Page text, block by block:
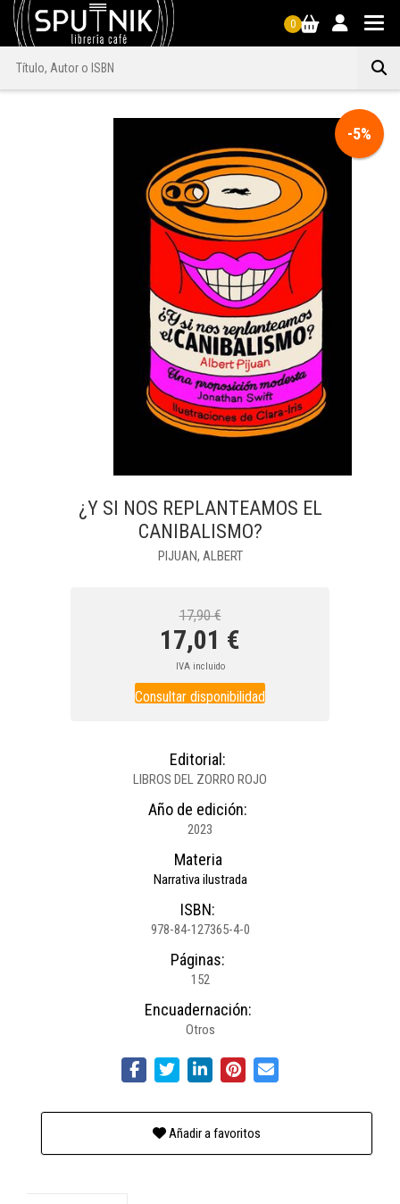
0
-5%
¿Y SI NOS REPLANTEAMOS EL
CANIBALISMO?
PIJUAN, ALBERT
17,90 €
17,01 €
IVA incluido
Consultar disponibilidad
Editorial:
LIBROS DEL ZORRO ROJO
Año de edición:
2023
Materia
Narrativa ilustrada
ISBN:
978-84-127365-4-0
Páginas:
152
Encuadernación:
Otros
Añadir a favoritos